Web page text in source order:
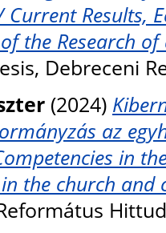
Current Results,
the Research
Debreceni
(2024)
az
in
the church and